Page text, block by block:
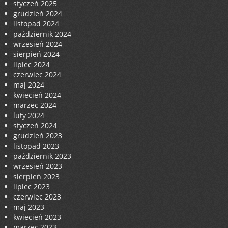
styczeń 2025
grudzień 2024
listopad 2024
październik 2024
wrzesień 2024
sierpień 2024
lipiec 2024
czerwiec 2024
maj 2024
kwiecień 2024
marzec 2024
luty 2024
styczeń 2024
grudzień 2023
listopad 2023
październik 2023
wrzesień 2023
sierpień 2023
lipiec 2023
czerwiec 2023
maj 2023
kwiecień 2023